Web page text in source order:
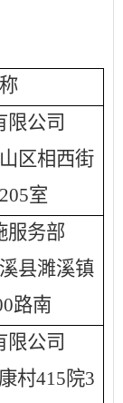
限公司
区相西街
室
服务部
县濉溪镇
路南
限公司
村415院3